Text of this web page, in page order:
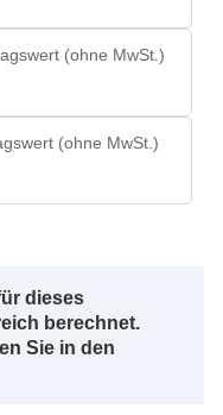
(ohne MwSt.)
(ohne MwSt.)
dieses
berechnet.
Sie in den